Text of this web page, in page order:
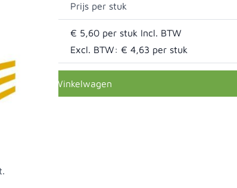
Prijs per stuk
€ 5,60
Excl. BTW: € 4,63
In Winkelwagen